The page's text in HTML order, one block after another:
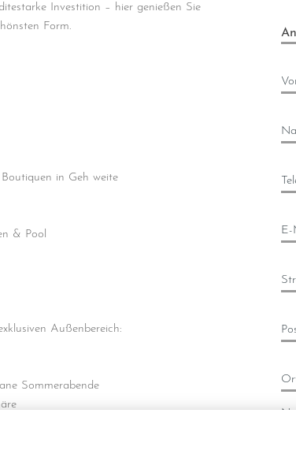
Investition – hier genießen Sie
Form.
in Geh weite
& Pool
Außenbereich:
Sommerabende
Technologie
E-